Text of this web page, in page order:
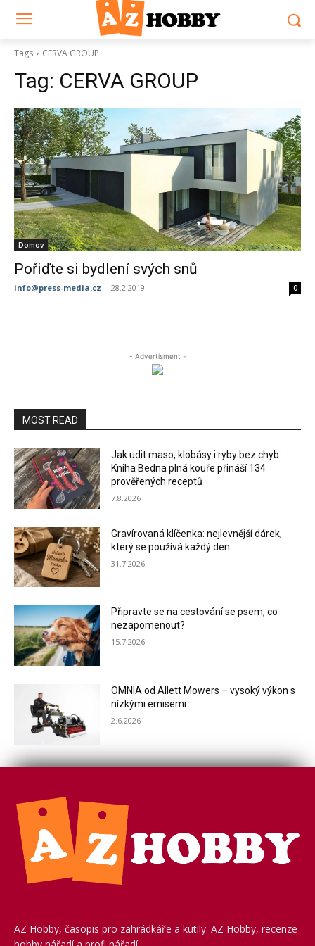
Tags CERVA GROUP
Tag: CERVA GROUP
Domov
Pořiďte si bydlení svých snů
info@press-media.cz - 28.2.2019 0
- Advertisment -
MOST READ
Jak udit maso, klobásy i ryby bez chyb:
Kniha Bedna plná kouře přináší 134
prověřených receptů
7.8.2026
Gravírovaná klíčenka: nejlevnější dárek,
který se používá každý den
31.7.2026
Připravte se na cestování se psem, co
nezapomenout?
15.7.2026
OMNIA od Allett Mowers – vysoký výkon s
nízkými emisemi
2.6.2026
AZ Hobby, časopis pro zahrádkáře a kutily. AZ Hobby, recenze